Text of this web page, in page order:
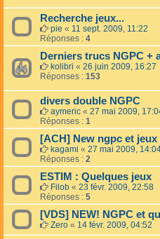
Recherche jeux...
pie « 11 sept. 2009, 11:22
Réponses : 4
Derniers trucs NGPC +
kolibri « 26 juin 2009, 16:27
Réponses : 153
divers double NGPC
aymeric « 27 mai 2009,
Réponses : 1
[ACH] New ngpc et jeux
kagami « 27 mai 2009,
Réponses : 2
ESTIM : Quelques jeux
Filob « 23 févr. 2009, 22:58
Réponses : 5
[VDS] NEW! NGPC et
Zero « 14 févr. 2009, 04:52